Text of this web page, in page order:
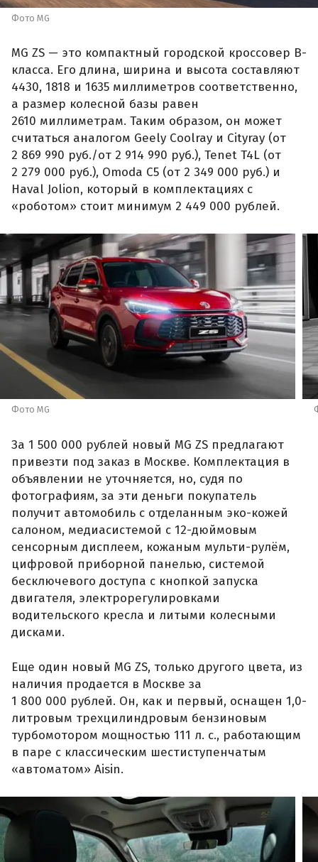
Фото MG
MG ZS — это компактный городской кроссовер B-
класса. Его длина, ширина и высота составляют
4430, 1818 и 1635 миллиметров соответственно,
а размер колесной базы равен
2610 миллиметрам. Таким образом, он может
считаться аналогом Geely Coolray и Cityray (от
2 869 990 руб./от 2 914 990 руб.), Tenet T4L (от
2 279 000 руб.), Omoda C5 (от 2 349 000 руб.) и
Haval Jolion, который в комплектациях с
«роботом» стоит минимум 2 449 000 рублей.
Фото MG
За 1 500 000 рублей новый MG ZS предлагают
привезти под заказ в Москве. Комплектация в
объявлении не уточняется, но, судя по
фотографиям, за эти деньги покупатель
получит автомобиль с отделанным эко-кожей
салоном, медиасистемой с 12-дюймовым
сенсорным дисплеем, кожаным мульти-рулём,
цифровой приборной панелью, системой
бесключевого доступа с кнопкой запуска
двигателя, электрорегулировками
водительского кресла и литыми колесными
дисками.
Еще один новый MG ZS, только другого цвета, из
наличия продается в Москве за
1 800 000 рублей. Он, как и первый, оснащен 1,0-
литровым трехцилиндровым бензиновым
турбомотором мощностью 111 л. с., работающим
в паре с классическим шестиступенчатым
«автоматом» Aisin.